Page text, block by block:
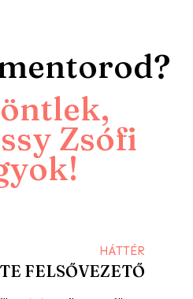
Zsófi
HÁTTÉR
FELSŐVEZETŐ